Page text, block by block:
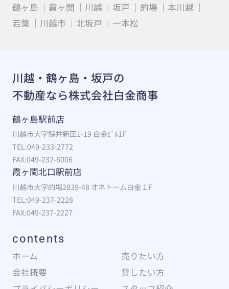
鶴ヶ島
霞ヶ関 川越 坂戸 的場
本川越
若葉
川越市 北坂戸 一本松
川越・鶴ヶ島・坂戸の
不動産なら株式会社白金商事
鶴ヶ島駅前店
川越市大字鯨井新田1-19 白金ﾋﾞﾙ1F
TEL:049-233-2772
FAX:049-232-6006
霞ヶ関北口駅前店
川越市大字的場2839-48 オネトーム白金１F
TEL:049-237-2228
FAX:049-237-2227
contents
ホーム
売りたい方
会社概要
貸したい方